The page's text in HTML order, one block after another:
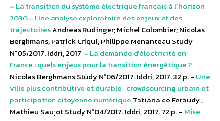
– La transition du système électrique français à l’horizon
2030 – Une analyse exploratoire des enjeux et des
trajectoiresAndreas Rudinger; Michel Colombier; Nicolas
Berghmans; Patrick Criqui; Philippe Menanteau Study
N°05/2017. Iddri, 2017. – La demande d’électricité en
France : quels enjeux pour la transition énergétique ?
Nicolas Berghmans Study N°06/2017. Iddri, 2017. 32 p. – Une
ville plus contributive et durable : crowdsourcing urbain et
participation citoyenne numérique Tatiana de Feraudy ;
Mathieu Saujot Study N°04/2017. Iddri, 2017. 72 p. – Mise